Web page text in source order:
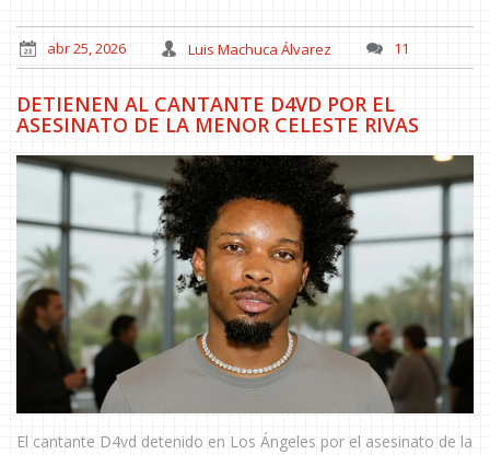
abr 25, 2026 Luis Machuca Álvarez 11
DETIENEN AL CANTANTE D4VD POR EL
ASESINATO DE LA MENOR CELESTE RIVAS
El cantante D4vd detenido en Los Ángeles por el asesinato de la